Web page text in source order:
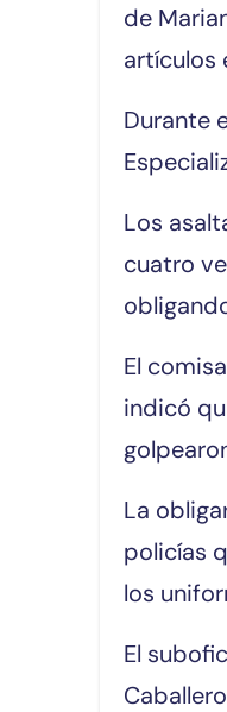
de
artículos
Durante
Los
cuatro
El
indicó
La
policías
los
El